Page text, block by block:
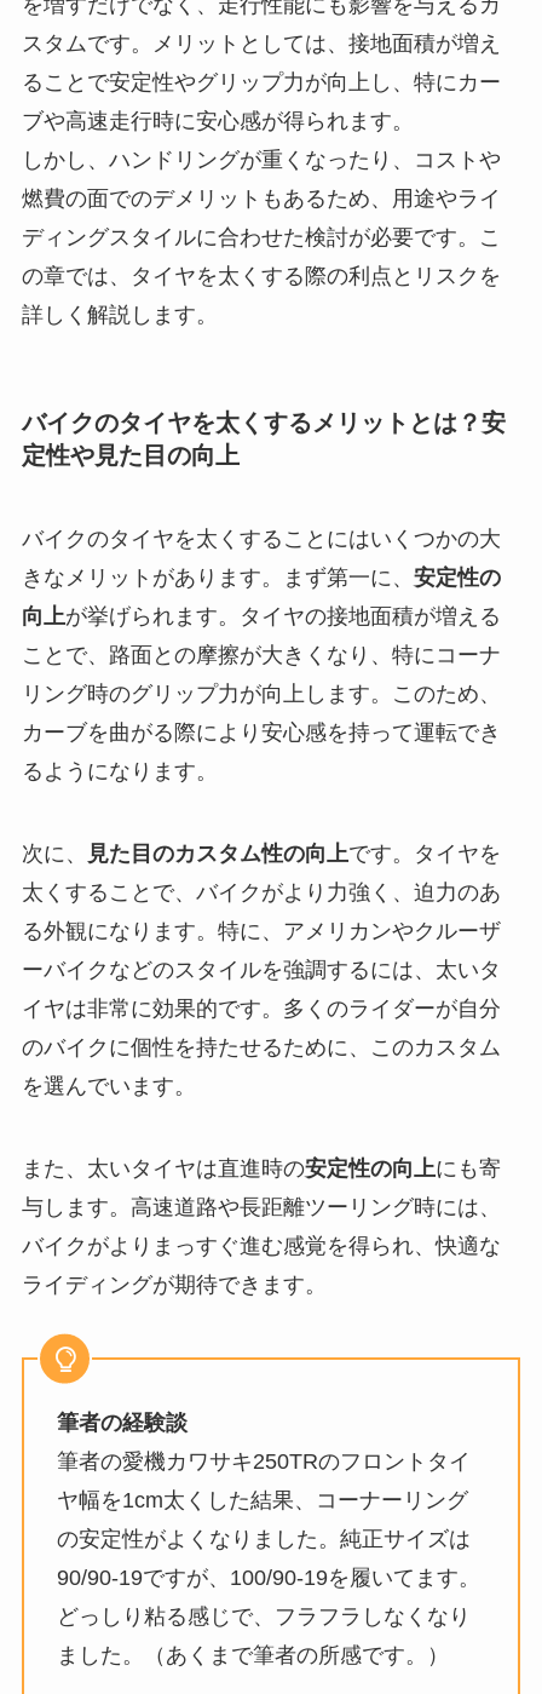
を増すだけでなく、走行性能にも影響を与えるカ
スタムです。メリットとしては、接地面積が増え
ることで安定性やグリップ力が向上し、特にカー
ブや高速走行時に安心感が得られます。
しかし、ハンドリングが重くなったり、コストや
燃費の面でのデメリットもあるため、用途やライ
ディングスタイルに合わせた検討が必要です。こ
の章では、タイヤを太くする際の利点とリスクを
詳しく解説します。
バイクのタイヤを太くするメリットとは？安
定性や見た目の向上
バイクのタイヤを太くすることにはいくつかの大
きなメリットがあります。まず第一に、 安定性の
向上が挙げられます。タイヤの接地面積が増える
ことで、路面との摩擦が大きくなり、特にコーナ
リング時のグリップ力が向上します。このため、
カーブを曲がる際により安心感を持って運転でき
るようになります。
次に、 見た目のカスタム性の向上です。タイヤを
太くすることで、バイクがより力強く、迫力のあ
る外観になります。特に、アメリカンやクルーザ
ーバイクなどのスタイルを強調するには、太いタ
イヤは非常に効果的です。多くのライダーが自分
のバイクに個性を持たせるために、このカスタム
を選んでいます。
また、太いタイヤは直進時の安定性の向上にも寄
与します。高速道路や長距離ツーリング時には、
バイクがよりまっすぐ進む感覚を得られ、快適な
ライディングが期待できます。
筆者の経験談
筆者の愛機カワサキ250TRのフロントタイ
ヤ幅を1cm太くした結果、コーナーリング
の安定性がよくなりました。純正サイズは
90/90-19ですが、100/90-19を履いてます。
どっしり粘る感じで、フラフラしなくなり
ました。（あくまで筆者の所感です。）